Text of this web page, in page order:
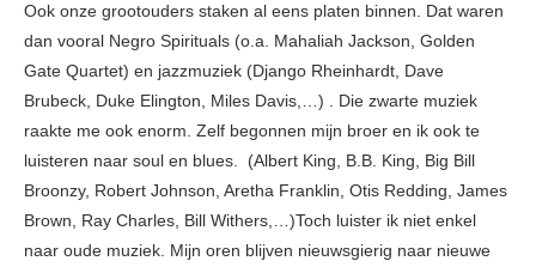
Ook onze grootouders staken al eens platen binnen. Dat waren
dan vooral Negro Spirituals (o.a. Mahaliah Jackson, Golden
Gate Quartet) en jazzmuziek (Django Rheinhardt, Dave
Brubeck, Duke Elington, Miles Davis,…) . Die zwarte muziek
raakte me ook enorm. Zelf begonnen mijn broer en ik ook te
luisteren naar soul en blues. (Albert King, B.B. King, Big Bill
Broonzy, Robert Johnson, Aretha Franklin, Otis Redding, James
Brown, Ray Charles, Bill Withers,…)Toch luister ik niet enkel
naar oude muziek. Mijn oren blijven nieuwsgierig naar nieuwe